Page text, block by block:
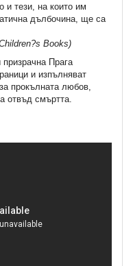
и тези, на които им
дълбочина, ще са
Books)
призрачна Прага
и изпълняват
прокълната любов,
отвъд смъртта.